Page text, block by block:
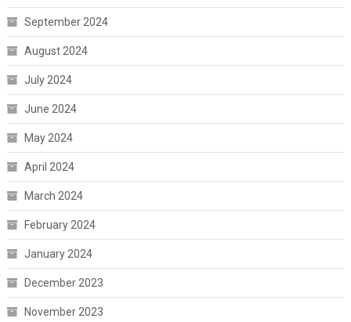
September 2024
August 2024
July 2024
June 2024
May 2024
April 2024
March 2024
February 2024
January 2024
December 2023
November 2023